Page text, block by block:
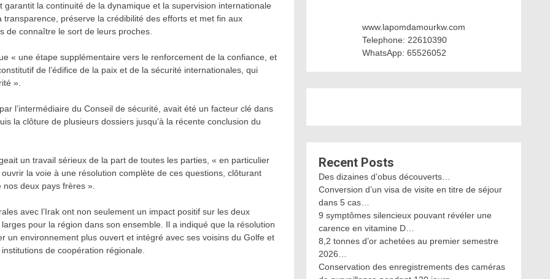
la continuité de la dynamique et la supervision internationale
préserve la crédibilité des efforts et met fin aux
de connaître le sort de leurs proches.
« une étape supplémentaire vers le renforcement de la confiance, et
de l’édifice de la paix et de la sécurité internationales, qui
».
l’intermédiaire du Conseil de sécurité, avait été un facteur clé dans
la clôture de plusieurs dossiers jusqu’à la récente conclusion du
un travail sérieux de la part de toutes les parties, « en particulier
la voie à une résolution complète de ces questions, clôturant
deux pays frères ».
avec l’Irak ont ​​non seulement un impact positif sur les deux
pour la région dans son ensemble. Il a indiqué que la résolution
un environnement plus ouvert et intégré avec ses voisins du Golfe et
de coopération régionale.
www.lapomdamourkw.com
Telephone: 22610390
WhatsApp: 65526052
Recent Posts
Des dizaines d’obus découverts…
Conversion d’un visa de visite en titre de séjour
dans 5 cas…
9 symptômes silencieux pouvant révéler une
carence en vitamine D…
8,2 tonnes d’or achetées au premier semestre
2026…
Conservation des enregistrements des caméras